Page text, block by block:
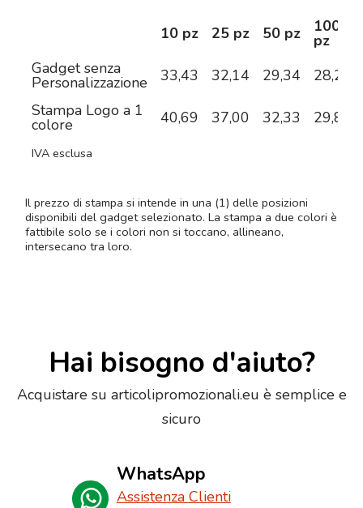
10 pz 25 pz 50 pz 100
pz
Gadget senza
Personalizzazione 33,43 32,14 29,34
28,26
Stampa Logo a 1
colore 40,69 37,00 32,33 29,87
IVA esclusa
Il prezzo di stampa si intende in una (1) delle posizioni
disponibili del gadget selezionato. La stampa a due colori è
fattibile solo se i colori non si toccano, allineano,
intersecano tra loro.
Hai bisogno d'aiuto?
Acquistare su articolipromozionali.eu è semplice e
sicuro
WhatsApp
Assistenza Clienti